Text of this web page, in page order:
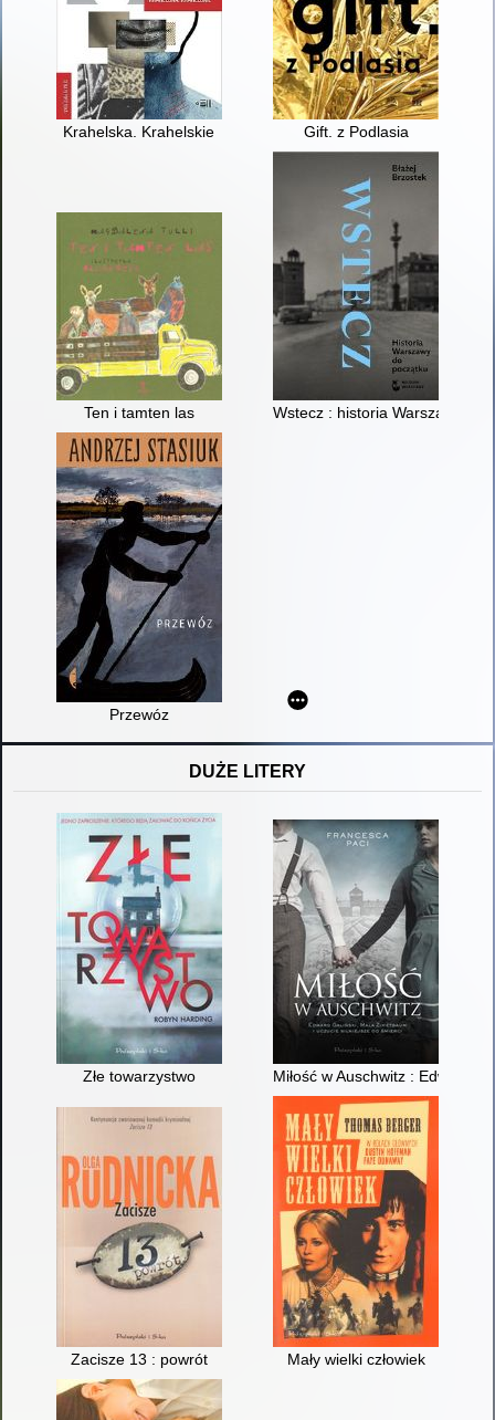
Krahelska. Krahelskie Gift. z Podlasia
Ten i tamten las Wstecz : historia Warszawy do
Przewóz
DUŻE LITERY
Złe towarzystwo Miłość w Auschwitz : Edward
Zacisze 13 : powrót Mały wielki człowiek